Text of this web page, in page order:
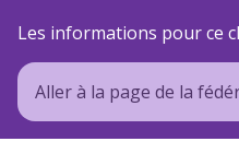
Les informations pour ce
Aller à la page de la